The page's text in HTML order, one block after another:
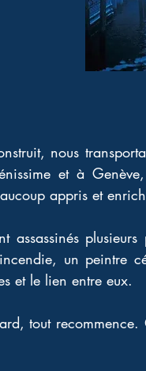
nous
et à
appris et
plusieurs
un peintre
et le lien entre eux.
tout recommence.